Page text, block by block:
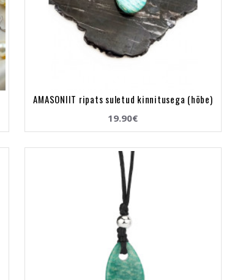
AMASONIIT ripats suletud kinnitusega (hõbe)
19.90€